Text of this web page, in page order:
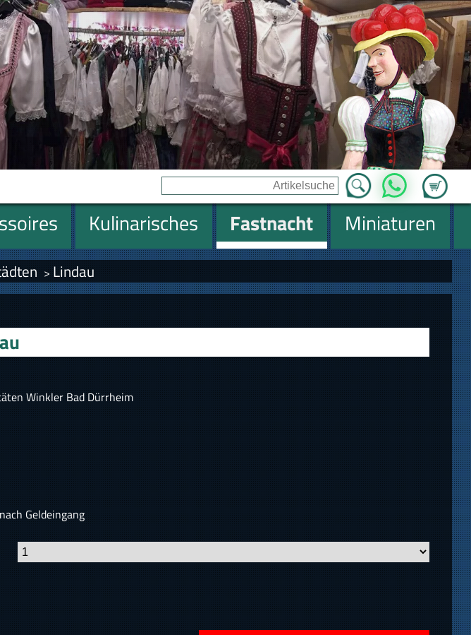
Zum
WhatsApp
Kulinarisches Fastnacht
Miniaturen
> Lindau
Winkler Bad Dürrheim
Geldeingang